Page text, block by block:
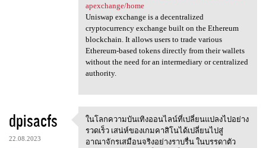
apexchange/home
Uniswap exchange is a decentralized
cryptocurrency exchange built on the Ethereum
blockchain. It allows users to trade various
Ethereum-based tokens directly from their wallets
without the need for an intermediary or centralized
authority.
dpisacfs
22.08.2023
ในโลกความบันเทิงออนไลน์ที่เปล
ในโลกความบันเทิงออนไลน์ที่เปลี่ยนแปลงไปอย่าง
รวดเร็ว เสน่ห์ของเกมคาสิโนได้เปลี่ยนไปสู่
อาณาจักรเสมือนจริงอย่างราบรื่น ในบรรดาตัว